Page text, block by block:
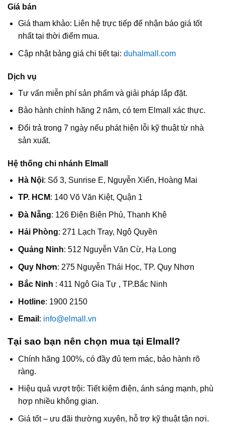
Giá bán
Giá tham khảo: Liên hệ trực tiếp để nhận báo giá tốt
nhất tại thời điểm mua.
Cập nhật bảng giá chi tiết tại: duhalmall.com
Dịch vụ
Tư vấn miễn phí sản phẩm và giải pháp lắp đặt.
Bảo hành chính hãng 2 năm, có tem Elmall xác thực.
Đổi trả trong 7 ngày nếu phát hiện lỗi kỹ thuật từ nhà
sản xuất.
Hệ thống chi nhánh Elmall
Hà Nội: Số 3, Sunrise E, Nguyễn Xiển, Hoàng Mai
TP. HCM: 140 Võ Văn Kiệt, Quận 1
Đà Nẵng: 126 Điện Biên Phủ, Thanh Khê
Hải Phòng: 271 Lạch Tray, Ngô Quyền
Quảng Ninh: 512 Nguyễn Văn Cừ, Hạ Long
Quy Nhơn: 275 Nguyễn Thái Học, TP. Quy Nhơn
Bắc Ninh : 411 Ngô Gia Tự , TP.Bắc Ninh
Hotline: 1900 2150
Email : info@elmall.vn
Tại sao bạn nên chọn mua tại Elmall?
Chính hãng 100%, có đầy đủ tem mác, bảo hành rõ
ràng.
Hiệu quả vượt trội: Tiết kiệm điện, ánh sáng mạnh, phù
hợp nhiều không gian.
Giá tốt – ưu đãi thường xuyên, hỗ trợ kỹ thuật tận nơi.